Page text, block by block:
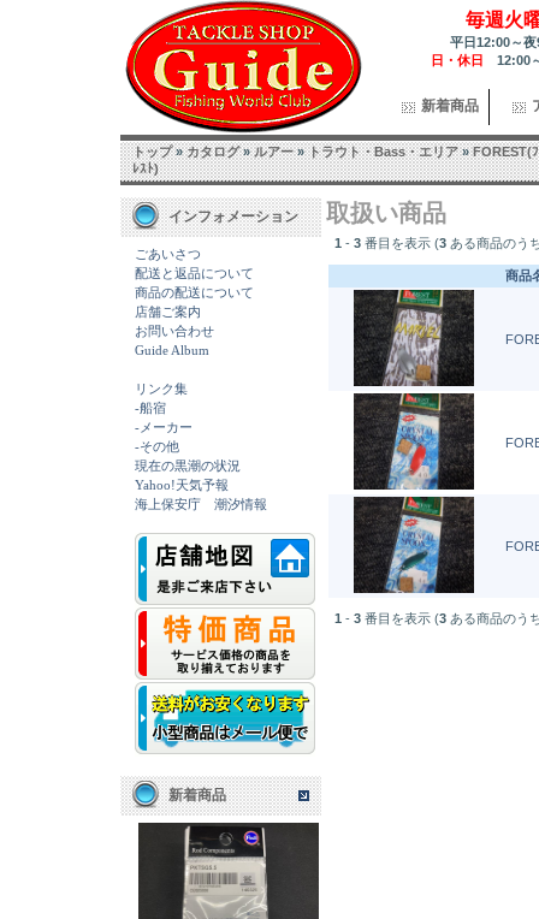
毎週火
平日12:00～
日・休日 12:00
新着商品
トップ»カタログ»ルアー»トラウト・Bass・エリア»FOREST(
ﾚｽﾄ)
インフォメーション
ごあいさつ
配送と返品について
商品の配送について
店舗ご案内
お問い合わせ
Guide Album
リンク集
-船宿
-メーカー
-その他
現在の黒潮の状況
Yahoo!天気予報
海上保安庁 潮汐情報
新着商品
取扱い商品
1 - 3 番目を表示 (3 ある商品のう
商品
1 - 3 番目を表示 (3 ある商品のう